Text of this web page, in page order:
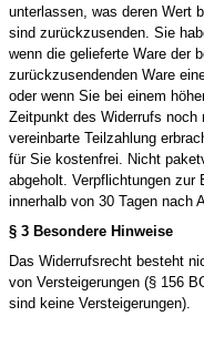
unterlassen, was deren Wert
sind zurückzusenden. Sie
wenn die gelieferte Ware der
zurückzusendenden Ware
oder wenn Sie bei einem
Zeitpunkt des Widerrufs noch
vereinbarte Teilzahlung
für Sie kostenfrei. Nicht
abgeholt. Verpflichtungen zur
innerhalb von 30 Tagen nach
§ 3 Besondere Hinweise
Das Widerrufsrecht besteht
von Versteigerungen (§ 156
sind keine Versteigerungen).